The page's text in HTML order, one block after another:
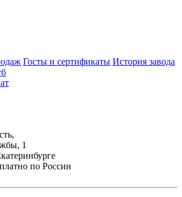
Госты и сертификаты История завода
1
по России